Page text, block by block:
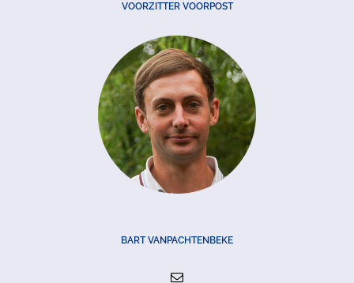
VOORZITTER VOORPOST
BART VANPACHTENBEKE